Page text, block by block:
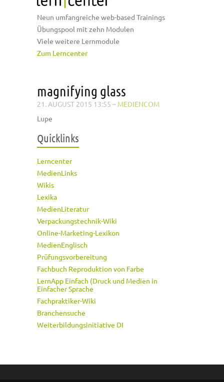
Neun umfangreiche web-based Trainings
Übungspool mit zehn Modulen
Viele weitere Lernmodule
Zum Lerncenter
magnifying glass
21. AUGUST 2015 13:55 – MEDIENCOM
Lupe
Quicklinks
Lerncenter
MedienLinks
Wikis
Lexika
MedienLiteratur
Verpackungstechnik-Wiki
Online-Marketing-Lexikon
MedienEnglisch
Prüfungsvorbereitung
Fachbuch Reproduktion von Farbe
LernApp Einfach (Druck und Medien in
Einfacher Sprache
Fachpraktiker-Wiki
Branchensuche
Weiterbildungsinitiative DI